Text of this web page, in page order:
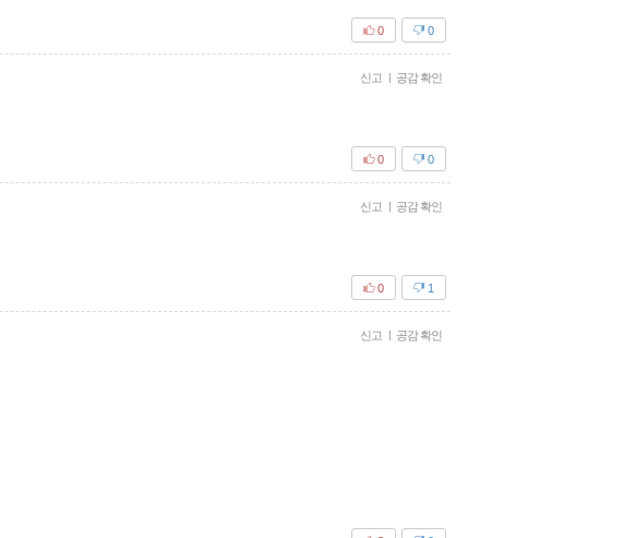
0
0
신고 | 공감 확인
0
0
신고 | 공감 확인
1
0
신고 | 공감 확인